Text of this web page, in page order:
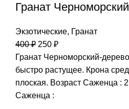
Гранат Черноморский
Экзотические, Гранат
400₽ 250 ₽
Гранат Черноморский-
быстро растущее. Крона
плоская. Возраст Саженца :
Саженца :